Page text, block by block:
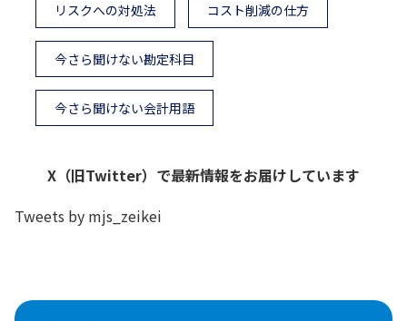
リスクへの対処法 コスト削減の仕方
今さら聞けない勘定科目
今さら聞けない会計用語
X（旧Twitter）で最新情報をお届けしています
Tweets by mjs_zeikei